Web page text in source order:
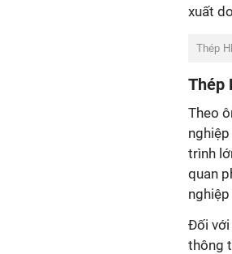
xuất
Thép
Thép
Theo
trình
quan
Đối với
thông